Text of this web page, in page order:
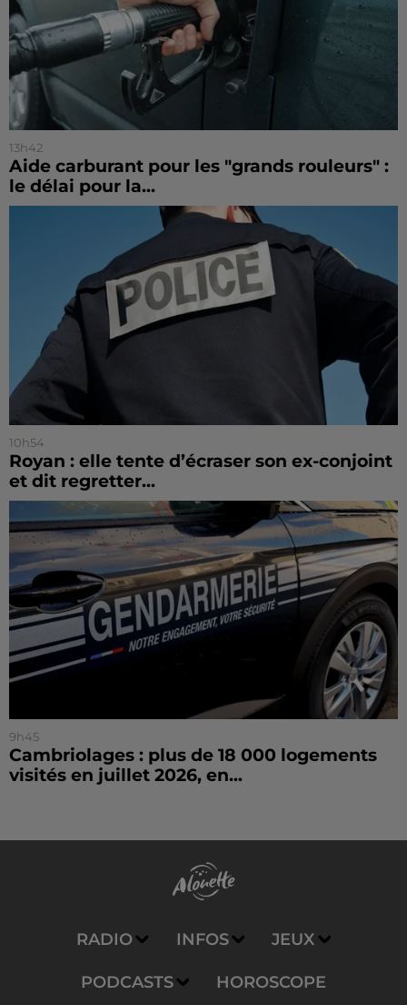
13h42
Aide carburant pour les "grands rouleurs" :
le délai pour la...
10h54
Royan : elle tente d’écraser son ex-conjoint
et dit regretter...
9h45
Cambriolages : plus de 18 000 logements
visités en juillet 2026, en...
RADIO INFOS JEUX
PODCASTS HOROSCOPE